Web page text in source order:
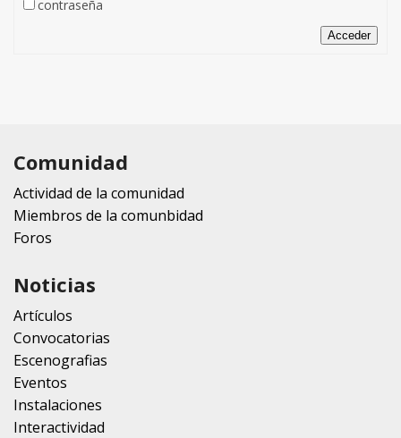
contraseña
Acceder
Comunidad
Actividad de la comunidad
Miembros de la comunbidad
Foros
Noticias
Artículos
Convocatorias
Escenografias
Eventos
Instalaciones
Interactividad